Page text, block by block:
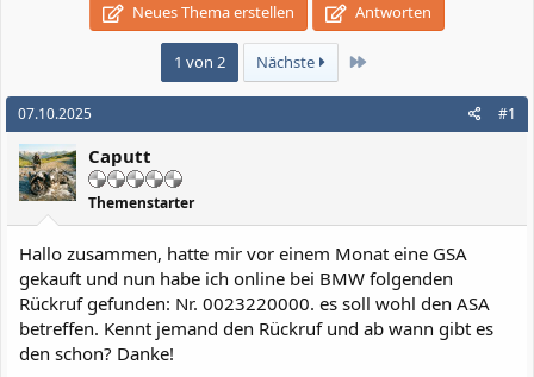
Neues Thema erstellen Antworten
1 von 2 Nächste Letzte
07.10.2025 #1
Caputt
Themenstarter
Hallo zusammen, hatte mir vor einem Monat eine GSA
gekauft und nun habe ich online bei BMW folgenden
Rückruf gefunden: Nr. 0023220000. es soll wohl den ASA
betreffen. Kennt jemand den Rückruf und ab wann gibt es
den schon? Danke!